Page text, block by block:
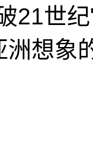
21世
洲想象